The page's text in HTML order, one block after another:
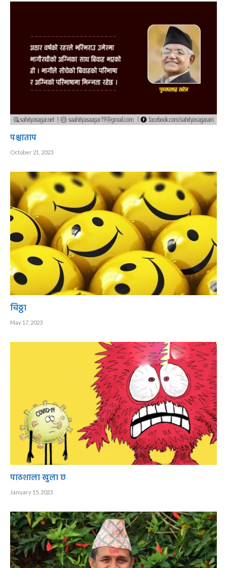
पश्चाताप
October 21, 2023
चिठ्ठा
May 17, 2023
पाठशाला खुला छ
January 15, 2023